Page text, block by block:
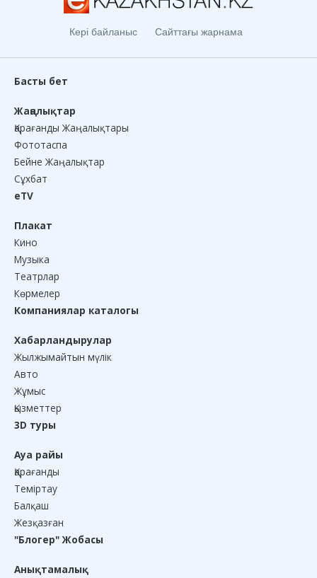
Кері байланыс Сайттағы жарнама
Басты бет
Жаңалықтар
Қарағанды Жаңалықтары
Фототаспа
Бейне Жаңалықтар
Сұхбат
eTV
Плакат
Кино
Музыка
Театрлар
Көрмелер
Компаниялар каталогы
Хабарландырулар
Жылжымайтын мүлік
Авто
Жұмыс
Қызметтер
3D туры
Ауа райы
Қарағанды
Теміртау
Балқаш
Жезқазған
"Блогер" Жобасы
Анықтамалық